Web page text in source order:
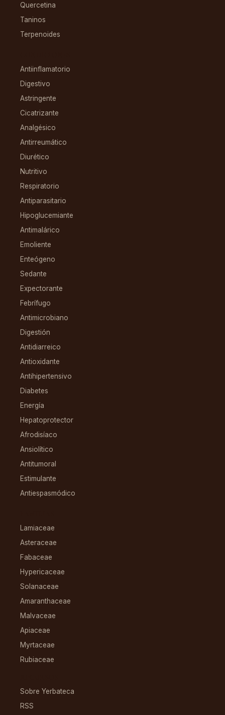
Quercetina
Taninos
Terpenoides
Antiinflamatorio
Digestivo
Astringente
Cicatrizante
Analgésico
Antirreumático
Diurético
Nutritivo
Respiratorio
Antiparasitario
Hipoglucemiante
Antimalárico
Emoliente
Enteógeno
Sedante
Expectorante
Febrífugo
Antimicrobiano
Digestión
Antidiarreico
Antioxidante
Antihipertensivo
Diabetes
Energía
Hepatoprotector
Afrodisíaco
Ansiolítico
Antitumoral
Estimulante
Antiespasmódico
Lamiaceae
Asteraceae
Fabaceae
Hypericaceae
Solanaceae
Amaranthaceae
Malvaceae
Apiaceae
Myrtaceae
Rubiaceae
Sobre Yerbateca
RSS